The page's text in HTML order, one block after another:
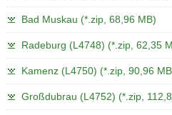
Bad Muskau (*.zip, 68,96 MB)
Radeburg (L4748) (*.zip, 62,35
Kamenz (L4750) (*.zip, 90,96
Großdubrau (L4752) (*.zip,